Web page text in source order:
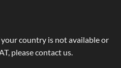
country is not available or
please contact us.